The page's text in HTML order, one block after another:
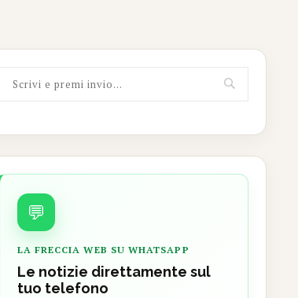
💬
LA FRECCIA WEB SU WHATSAPP
Le notizie direttamente sul
tuo telefono